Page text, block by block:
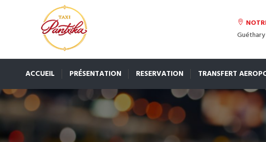
Guéthary
ACCUEIL PRÉSENTATION RESERVATION TRANSFERT